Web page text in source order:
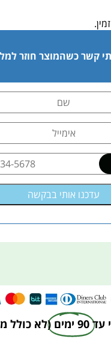
קשר כשהמוצר חוזר
עד 90 ימים (לא כולל